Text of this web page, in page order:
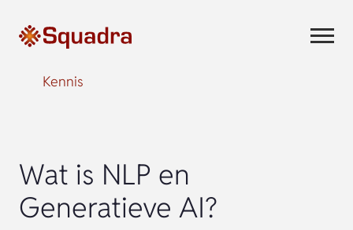
Kennis
Wat is NLP en
Generatieve AI?